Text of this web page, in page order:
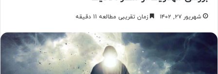
شهریور ۲۷, ۱۴۰۲ زمان تقریبی مطالعه 11 دقیقه